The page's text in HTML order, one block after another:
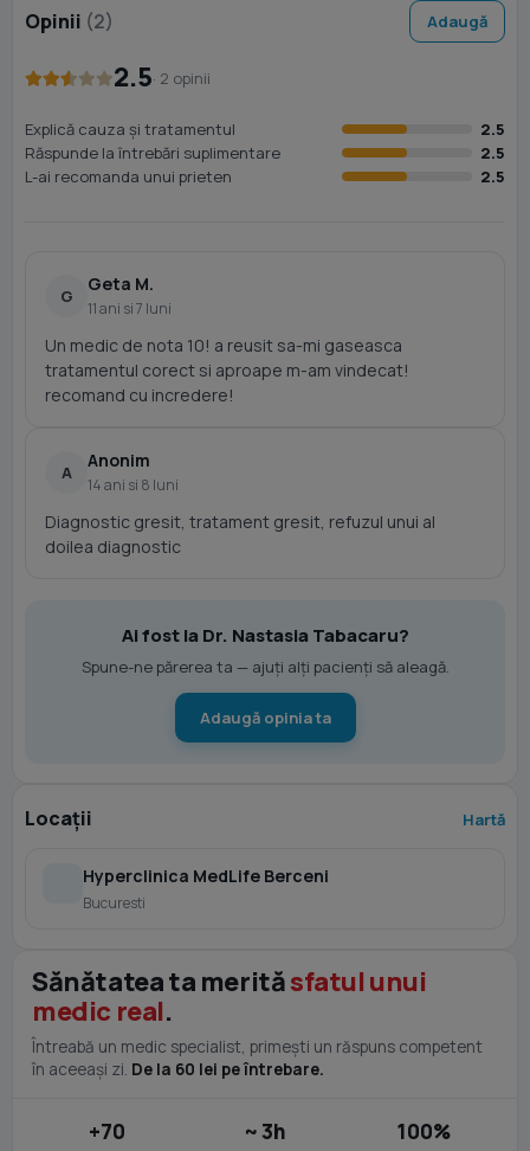
Opinii (2) Adaugă
2.5· 2 opinii
Explică cauza și tratamentul
2.5
Răspunde la întrebări suplimentare
2.5
L-ai recomanda unui prieten
2.5
G
Geta M.
11 ani si 7 luni
Un medic de nota 10! a reusit sa-mi gaseasca
tratamentul corect si aproape m-am vindecat!
recomand cu incredere!
A
Anonim
14 ani si 8 luni
Diagnostic gresit, tratament gresit, refuzul unui al
doilea diagnostic
Ai fost la Dr. Nastasia Tabacaru?
Spune-ne părerea ta — ajuți alți pacienți să aleagă.
Adaugă opinia ta
Locații Hartă
Hyperclinica MedLife Berceni
Bucuresti
Sănătatea ta merităsfatul unui
medic real.
Întreabă un medic specialist, primești un răspuns competent
în aceeași zi. De la 60 lei pe întrebare.
+70 ~ 3h 100%